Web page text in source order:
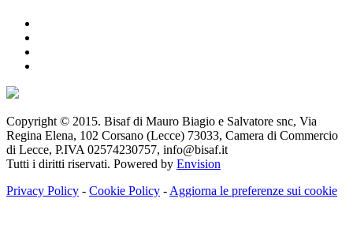
Copyright © 2015. Bisaf di Mauro Biagio e Salvatore snc, Via
Regina Elena, 102 Corsano (Lecce) 73033, Camera di Commercio
di Lecce, P.IVA 02574230757, info@bisaf.it
Tutti i diritti riservati. Powered by Envision
Privacy Policy - Cookie Policy - Aggiorna le preferenze sui cookie